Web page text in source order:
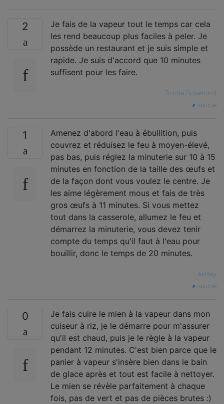
2
Je fais de la vapeur tout le temps car cela
les rend beaucoup plus faciles à peler. Je
possède un restaurant et je suis simple et
rapide. Je suis d'accord que 10 minutes
suffisent pour les faire.
Ronda Rosamond
source
1
Amenez d'abord l'eau à ébullition, puis
couvrez et réduisez le feu à moyen-élevé,
pas bas, puis réglez la minuterie sur 10 à 15
minutes en fonction de la taille des œufs et
de la façon dont vous voulez le centre. Je
les aime légèrement mous et fais de très
gros œufs à 11 minutes. Si vous mettez
tout dans la casserole, allumez le feu et
démarrez la minuterie, vous devez tenir
compte du temps qu'il faut à l'eau pour
bouillir, donc le temps de 20 minutes.
Ashley
source
0
Je fais cuire le mien à la vapeur dans mon
cuiseur à riz, je le démarre pour m'assurer
qu'il est chaud, puis je le règle à la vapeur
pendant 12 minutes. C'est bien parce que le
panier à vapeur s'insère bien dans le bain
de glace après et tout est facile à nettoyer.
Le mien se révèle parfaitement à chaque
fois, pas de vert et pas de pièces brutes :)